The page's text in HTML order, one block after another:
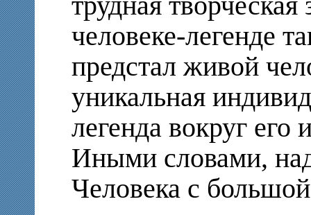
человеке-легенде
предстал живой
уникальная
легенда вокруг
Иными словами,
Человека с